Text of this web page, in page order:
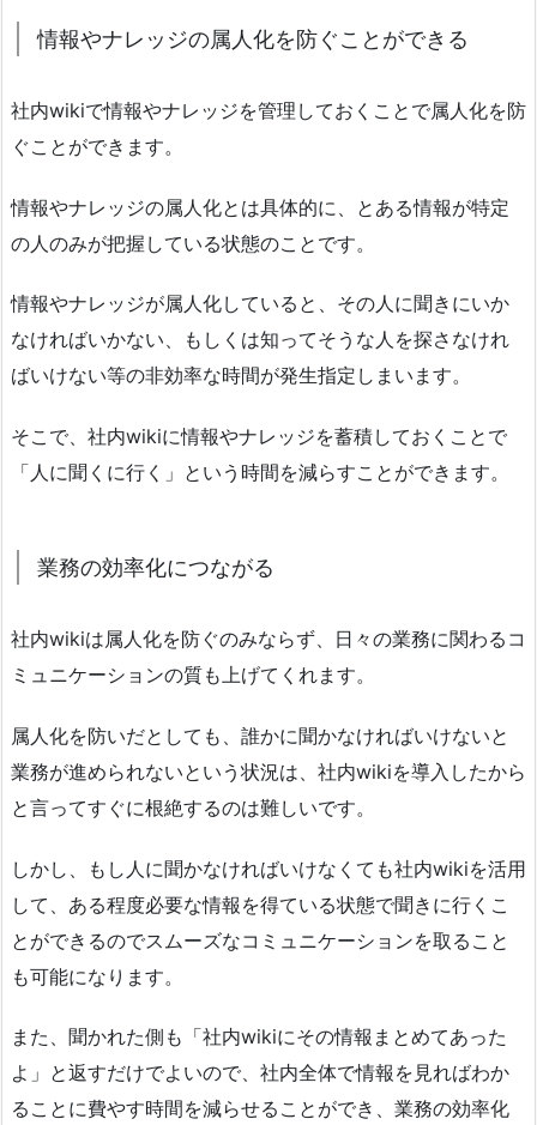
情報やナレッジの属人化を防ぐことができる
社内wikiで情報やナレッジを管理しておくことで属人化を防
ぐことができます。
情報やナレッジの属人化とは具体的に、とある情報が特定
の人のみが把握している状態のことです。
情報やナレッジが属人化していると、その人に聞きにいか
なければいかない、もしくは知ってそうな人を探さなけれ
ばいけない等の非効率な時間が発生指定しまいます。
そこで、社内wikiに情報やナレッジを蓄積しておくことで
「人に聞くに行く」という時間を減らすことができます。
業務の効率化につながる
社内wikiは属人化を防ぐのみならず、日々の業務に関わるコ
ミュニケーションの質も上げてくれます。
属人化を防いだとしても、誰かに聞かなければいけないと
業務が進められないという状況は、社内wikiを導入したから
と言ってすぐに根絶するのは難しいです。
しかし、もし人に聞かなければいけなくても社内wikiを活用
して、ある程度必要な情報を得ている状態で聞きに行くこ
とができるのでスムーズなコミュニケーションを取ること
も可能になります。
また、聞かれた側も「社内wikiにその情報まとめてあった
よ」と返すだけでよいので、社内全体で情報を見ればわか
ることに費やす時間を減らせることができ、業務の効率化